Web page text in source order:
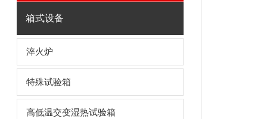
箱式设备
淬火炉
特殊试验箱
高低温交变湿热试验箱